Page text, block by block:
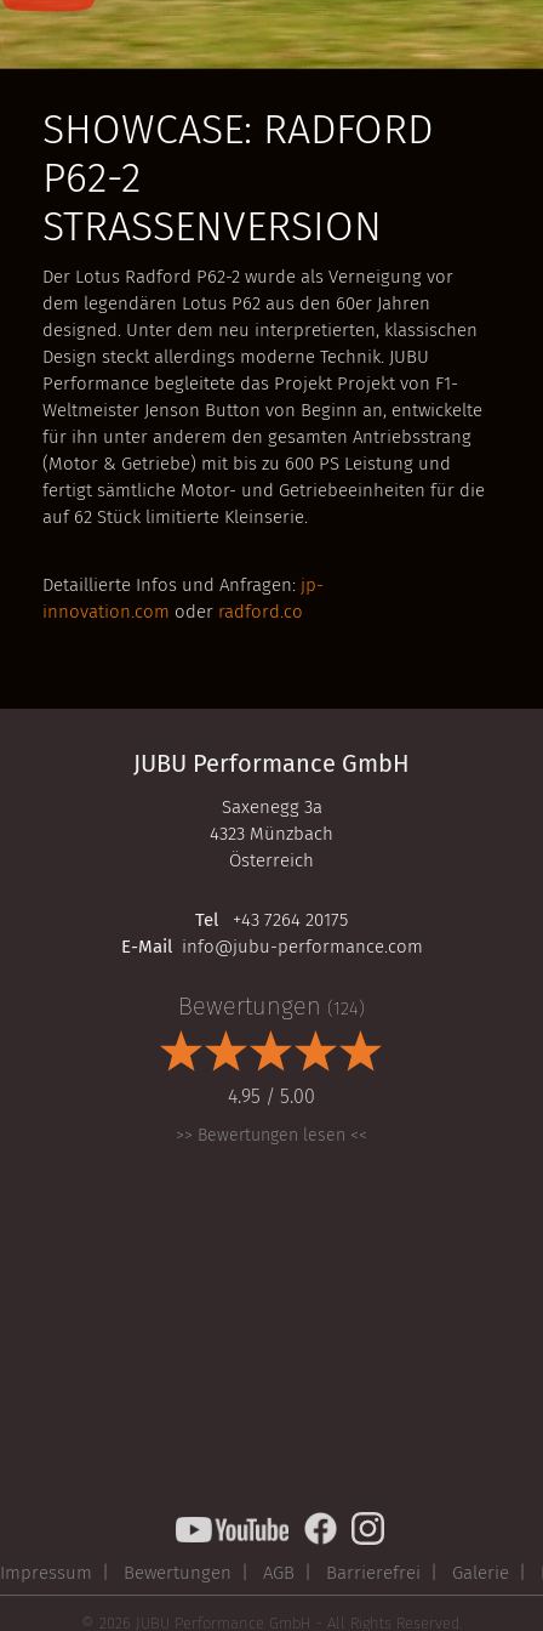
SHOWCASE: RADFORD
P62-2
STRASSENVERSION
Der Lotus Radford P62-2 wurde als Verneigung vor
dem legendären Lotus P62 aus den 60er Jahren
designed. Unter dem neu interpretierten, klassischen
Design steckt allerdings moderne Technik. JUBU
Performance begleitete das Projekt Projekt von F1-
Weltmeister Jenson Button von Beginn an, entwickelte
für ihn unter anderem den gesamten Antriebsstrang
(Motor & Getriebe) mit bis zu 600 PS Leistung und
fertigt sämtliche Motor- und Getriebeeinheiten für die
auf 62 Stück limitierte Kleinserie.
Detaillierte Infos und Anfragen: jp-
innovation.com oder radford.co
JUBU Performance GmbH
Saxenegg 3a
4323 Münzbach
Österreich
Tel
+43 7264 20175
E-Mail info@jubu-performance.com
Impressum | Bewertungen | AGB | Barrierefrei | Galerie |
Bewertungen (124)
4.95 / 5.00
>> Bewertungen lesen <<
© 2026 JUBU Performance GmbH - All Rights Reserved.